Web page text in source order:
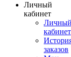
Личный
кабинет
Личный
кабинет
заказов